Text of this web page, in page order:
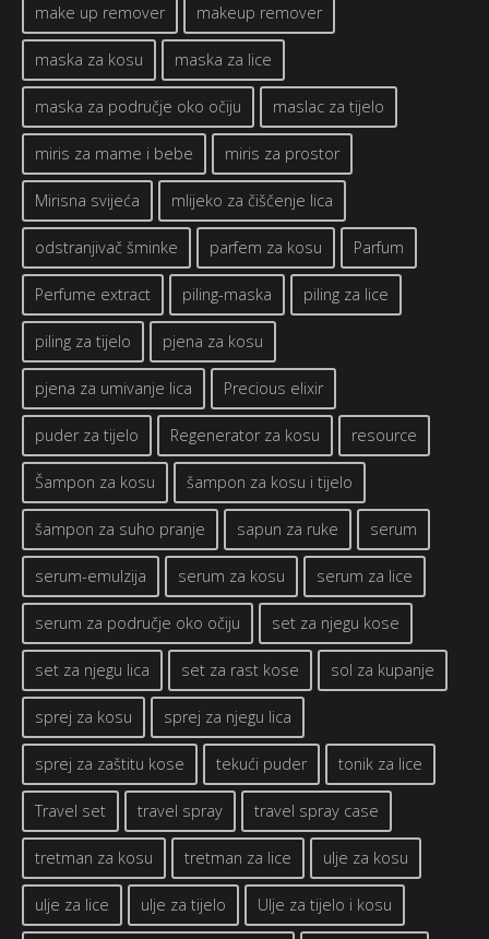
make up remover makeup remover
maska za kosu maska za lice
maska za područje oko očiju maslac za tijelo
miris za mame i bebe miris za prostor
Mirisna svijeća mlijeko za čiščenje lica
odstranjivač šminke parfem za kosu Parfum
Perfume extract piling-maska piling za lice
piling za tijelo pjena za kosu
pjena za umivanje lica Precious elixir
puder za tijelo Regenerator za kosu resource
Šampon za kosu šampon za kosu i tijelo
šampon za suho pranje sapun za ruke serum
serum-emulzija serum za kosu serum za lice
serum za područje oko očiju set za njegu kose
set za njegu lica set za rast kose sol za kupanje
sprej za kosu sprej za njegu lica
sprej za zaštitu kose tekući puder tonik za lice
Travel set travel spray travel spray case
tretman za kosu tretman za lice ulje za kosu
ulje za lice ulje za tijelo Ulje za tijelo i kosu